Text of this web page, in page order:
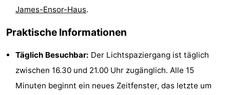
Schwimmbader
Radfahren
-
Wandern
-
Reiten
James-Ensor-Haus.
Praktische Informationen
Täglich Besuchbar: Der Lichtspaziergang ist täglich
zwischen 16.30 und 21.00 Uhr zugänglich. Alle 15
Minuten beginnt ein neues Zeitfenster, das letzte um